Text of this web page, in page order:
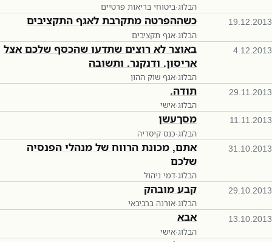
הבלוג·ביטוחי בריאות פרטיים
19.12.2013 כשההפרטה מתקרבת לאגף התקציבים
הבלוג·אגף תקציבים
4.12.2013
באוצר לא רוצים שתדעו שהכסף שלכם אצל
אריסון. ודנקנר. ותשובה
הבלוג·אגף שוק ההון
29.11.2013 תודה.
הבלוג·אישי
11.11.2013 מסךעשן
הבלוג·כנס קיסריה
31.10.2013
אתם, מכונת הרווח של מנהלי הפנסיה
שלכם
הבלוג·דמי ניהול
29.10.2013 קבע מובהק
הבלוג·אורנה ברביבאי
13.10.2013 אבא
הבלוג·אישי